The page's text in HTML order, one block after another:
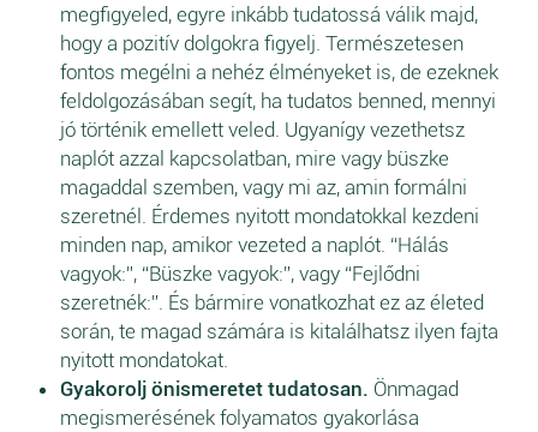
megfigyeled, egyre inkább tudatossá válik majd,
hogy a pozitív dolgokra figyelj. Természetesen
fontos megélni a nehéz élményeket is, de ezeknek
feldolgozásában segít, ha tudatos benned, mennyi
jó történik emellett veled. Ugyanígy vezethetsz
naplót azzal kapcsolatban, mire vagy büszke
magaddal szemben, vagy mi az, amin formálni
szeretnél. Érdemes nyitott mondatokkal kezdeni
minden nap, amikor vezeted a naplót. “Hálás
vagyok:”, “Büszke vagyok:”, vagy “Fejlődni
szeretnék:”. És bármire vonatkozhat ez az életed
során, te magad számára is kitalálhatsz ilyen fajta
nyitott mondatokat.
Gyakorolj önismeretet tudatosan. Önmagad
megismerésének folyamatos gyakorlása